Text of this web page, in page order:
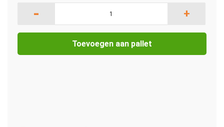
- +
Toevoegen aan pallet